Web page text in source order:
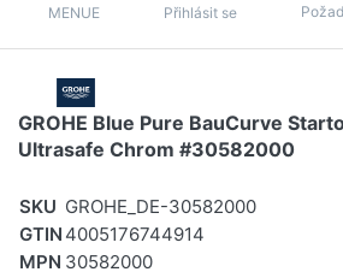
MENUE Přihlásit se
GROHE Blue Pure BauCurve
Ultrasafe Chrom #30582000
SKU GROHE_DE-30582000
GTIN 4005176744914
MPN 30582000